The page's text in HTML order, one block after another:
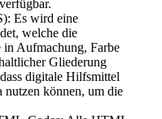
Es wird eine
welche die
in Aufmachung, Farbe
Gliederung
digitale Hilfsmittel
nutzen können, um die